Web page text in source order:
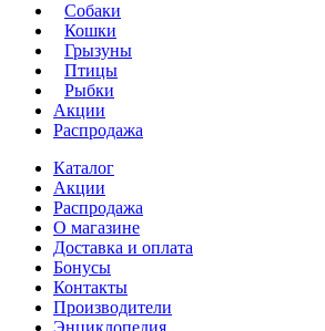
Собаки
Кошки
Грызуны
Птицы
Рыбки
Акции
Распродажа
Каталог
Акции
Распродажа
О магазине
Доставка и оплата
Бонусы
Контакты
Производители
Энциклопедия